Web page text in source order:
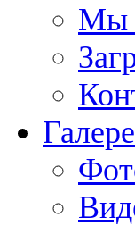
Мы